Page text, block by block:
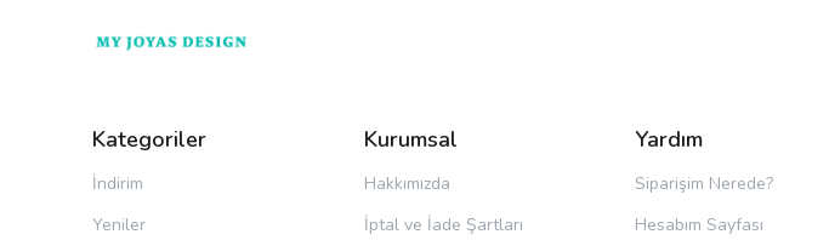
Kategoriler
İndirim
Yeniler
Kurumsal
Hakkımızda
İptal ve İade Şartları
Yardım
Siparişim Nerede?
Hesabım Sayfası